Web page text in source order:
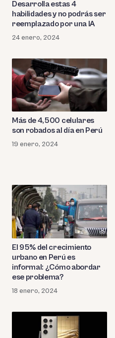
Desarrolla estas 4
habilidades y no podrás ser
reemplazado por una IA
24 enero, 2024
Más de 4,500 celulares
son robados al día en Perú
19 enero, 2024
El 95% del crecimiento
urbano en Perú es
informal: ¿Cómo abordar
ese problema?
18 enero, 2024